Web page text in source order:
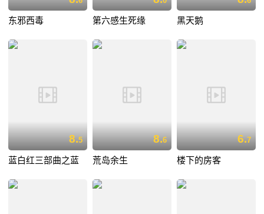
东邪西毒 第六感生死缘 黑天鹅
8.5
蓝白红三部曲之蓝
8.6
荒岛余生
6.7
楼下的房客